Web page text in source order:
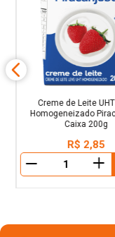
Creme de Leite
Homogeneizado
Caixa 200g
R$ 2,85
＋